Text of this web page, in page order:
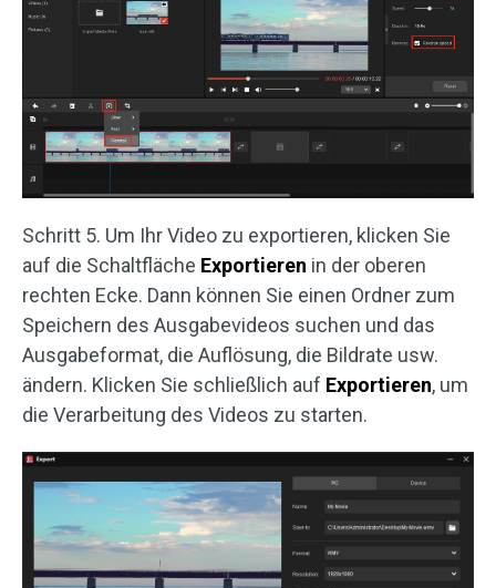
Schritt 5. Um Ihr Video zu exportieren, klicken Sie
auf die Schaltfläche Exportieren in der oberen
rechten Ecke. Dann können Sie einen Ordner zum
Speichern des Ausgabevideos suchen und das
Ausgabeformat, die Auflösung, die Bildrate usw.
ändern. Klicken Sie schließlich auf Exportieren, um
die Verarbeitung des Videos zu starten.